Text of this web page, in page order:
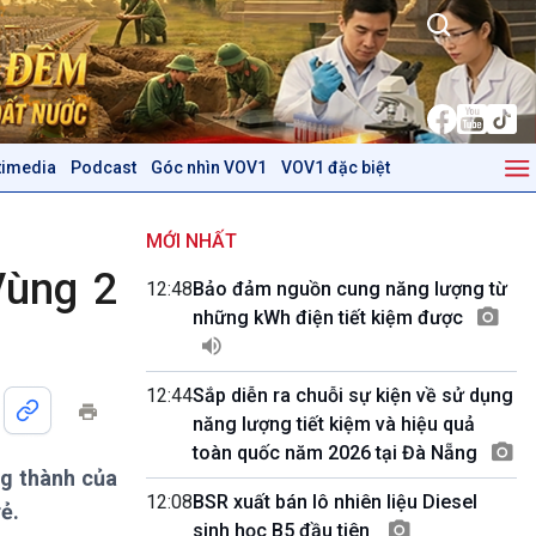
Podcast Góc nhìn VOV1 VOV1 đặc biệt
Dòng chảy Kinh tế
Tuyên chiến với gian lận
thương mại
Mùa vàng
Biển đảo Việt Nam
Tìm hiểu biển, đảo Việt
Nam
Podcast
Góc nhìn VOV1
Bình luận
2
thành của
MỚI NHẤT
12:48Bảo đảm nguồn cung năng lượng từ
những kWh điện tiết kiệm được
12:44Sắp diễn ra chuỗi sự kiện về sử dụng
năng lượng tiết kiệm và hiệu quả
toàn quốc năm 2026 tại Đà Nẵng
12:08BSR xuất bán lô nhiên liệu Diesel
sinh học B5 đầu tiên